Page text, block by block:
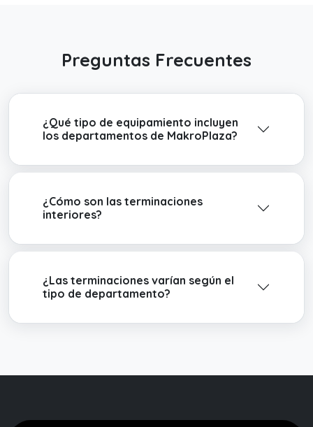
Preguntas Frecuentes
¿Qué tipo de equipamiento incluyen
los departamentos de MakroPlaza?
¿Cómo son las terminaciones
interiores?
¿Las terminaciones varían según el
tipo de departamento?